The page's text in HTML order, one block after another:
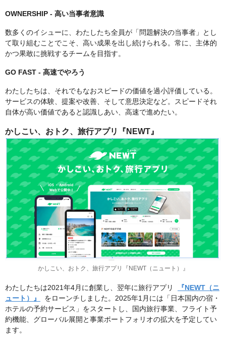
OWNERSHIP - 高い当事者意識
数多くのイシューに、わたしたち全員が「問題解決の当事者」とし
て取り組むことでこそ、高い成果を出し続けられる。常に、主体的
かつ果敢に挑戦するチームを目指す。
GO FAST - 高速でやろう
わたしたちは、それでもなおスピードの価値を過小評価している。
サービスの体験、提案や改善、そして意思決定など。スピードそれ
自体が高い価値であると認識しあい、高速で進めたい。
かしこい、おトク、旅行アプリ『NEWT』
かしこい、おトク、旅行アプリ『NEWT（ニュート）』
わたしたちは2021年4月に創業し、翌年に旅行アプリ
『NEWT（ニ
ュート）』
をローンチしました。2025年1月には「日本国内の宿・
ホテルの予約サービス」をスタートし、国内旅行事業、フライト予
約機能、グローバル展開と事業ポートフォリオの拡大を予定してい
ます。